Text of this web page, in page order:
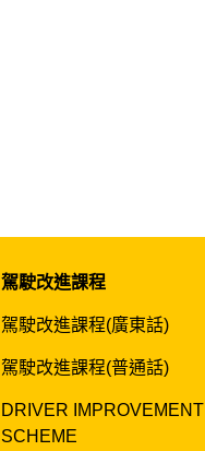
駕駛改進課程
駕駛改進課程(廣東話)
駕駛改進課程(普通話)
DRIVER IMPROVEMENT
SCHEME